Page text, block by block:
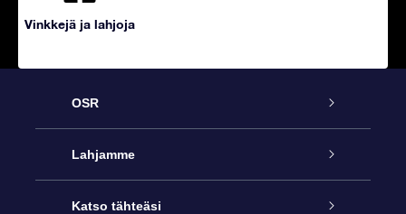
Vinkkejä ja lahjoja
OSR
Palvelu
Ota meihin yhteyttä
Lahjamme
Online Star -lahja
Katso tähteäsi